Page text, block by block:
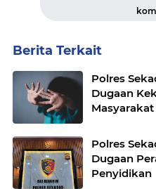
Berita Terkait
Polres
Dugaan
Polres
Dugaan
Penyidikan